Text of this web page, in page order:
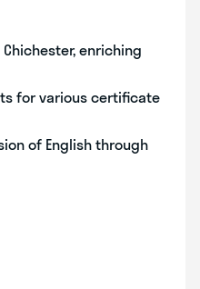
enriching
for various certificate
of English through